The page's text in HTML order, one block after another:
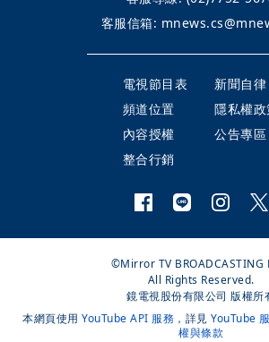
客服信箱:
電視節目表
新聞自律
頻道位置
隱私權政
內容授權
公告專區
整合行銷
©Mirror TV BROADCASTING
All Rights Reserved.
鏡電視股份有限公司 版權所
本網頁使用 YouTube API 服務 ，詳見 YouTube
權與條款